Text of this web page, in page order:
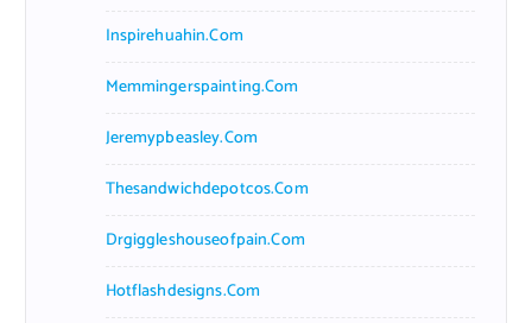
Inspirehuahin.com
Memmingerspainting.com
Jeremypbeasley.com
Thesandwichdepotcos.com
Drgiggleshouseofpain.com
Hotflashdesigns.com